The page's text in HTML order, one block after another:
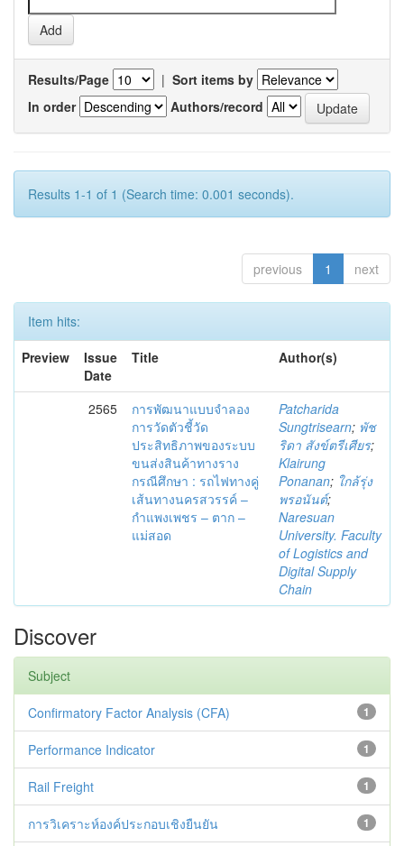
Results/Page | Sort items by
In order
Authors/record
Results 1-1 of 1 (Search time: 0.001 seconds).
previous 1 next
Item hits:
Preview
Issue
Date
Title Author(s)
2565
การพัฒนาแบบจำลอง
การวัดตัวชี้วัด
ประสิทธิภาพของระบบ
ขนส่งสินค้าทางราง
กรณีศึกษา : รถไฟทางคู่
เส้นทางนครสวรรค์ –
กำแพงเพชร – ตาก –
แม่สอด
Patcharida
Sungtrisearn; พัช
ริดา สังข์ตรีเศียร;
Klairung
Ponanan; ใกล้รุ่ง
พรอนันต์;
Naresuan
University. Faculty
of Logistics and
Digital Supply
Chain
Discover
Subject
1
Confirmatory Factor Analysis (CFA)
1
Performance Indicator
1
Rail Freight
1
การวิเคราะห์องค์ประกอบเชิงยืนยัน